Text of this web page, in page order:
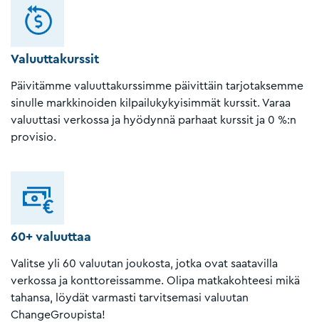
Valuuttakurssit
Päivitämme valuuttakurssimme päivittäin tarjotaksemme
sinulle markkinoiden kilpailukykyisimmät kurssit. Varaa
valuuttasi verkossa ja hyödynnä parhaat kurssit ja 0 %:n
provisio.
60+ valuuttaa
Valitse yli 60 valuutan joukosta, jotka ovat saatavilla
verkossa ja konttoreissamme. Olipa matkakohteesi mikä
tahansa, löydät varmasti tarvitsemasi valuutan
ChangeGroupista!